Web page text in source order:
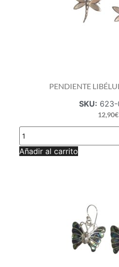
PENDIENTE
SKU:
12,90€
PENDIENTE
LIBÉLULA
NACAR
AG
Añadir al carrito